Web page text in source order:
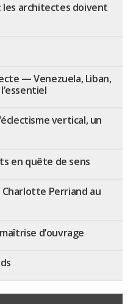
architectes doivent
— Venezuela, Liban,
vertical, un
en quête de sens
Perriand au
d’ouvrage